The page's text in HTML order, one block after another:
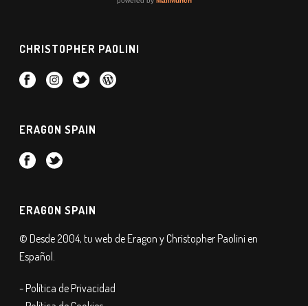
CHRISTOPHER PAOLINI
ERAGON SPAIN
ERAGON SPAIN
© Desde 2004, tu web de Eragon y Christopher Paolini en
Español.
- Política de Privacidad